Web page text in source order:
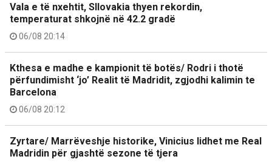
Vala e të nxehtit, Sllovakia thyen rekordin,
temperaturat shkojnë në 42.2 gradë
06/08 20:14
Kthesa e madhe e kampionit të botës/ Rodri i thotë
përfundimisht ‘jo’ Realit të Madridit, zgjodhi kalimin te
Barcelona
06/08 20:12
Zyrtare/ Marrëveshje historike, Vinicius lidhet me Real
Madridin për gjashtë sezone të tjera